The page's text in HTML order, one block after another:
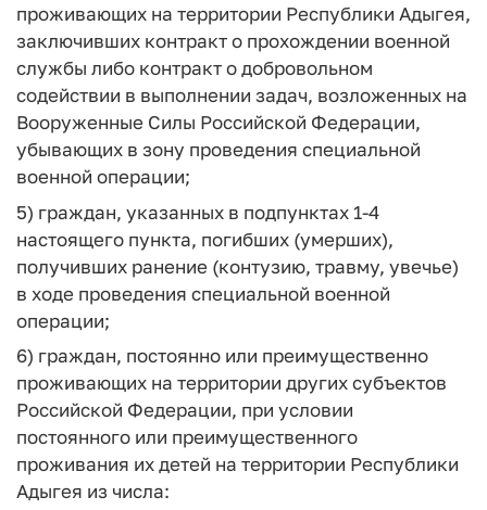
проживающих на территории Республики Адыгея,
заключивших контракт о прохождении военной
службы либо контракт о добровольном
содействии в выполнении задач, возложенных на
Вооруженные Силы Российской Федерации,
убывающих в зону проведения специальной
военной операции;
5) граждан, указанных в подпунктах 1-4
настоящего пункта, погибших (умерших),
получивших ранение (контузию, травму, увечье)
в ходе проведения специальной военной
операции;
6) граждан, постоянно или преимущественно
проживающих на территории других субъектов
Российской Федерации, при условии
постоянного или преимущественного
проживания их детей на территории Республики
Адыгея из числа: